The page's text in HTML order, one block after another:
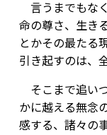
言うまでもな
命の尊さ、生き
とかその最たる
引き起すのは、
そこまで追い
かに越える無念
感する、諸々の